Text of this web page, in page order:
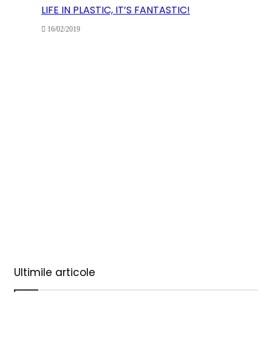
LIFE IN PLASTIC, IT’S FANTASTIC!
16/02/2019
Ultimile articole